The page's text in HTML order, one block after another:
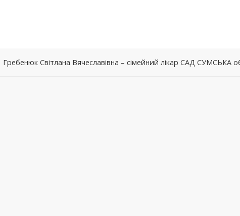
Гребенюк Світлана Вячеславівна – сімейний лікар САД СУМСЬКА